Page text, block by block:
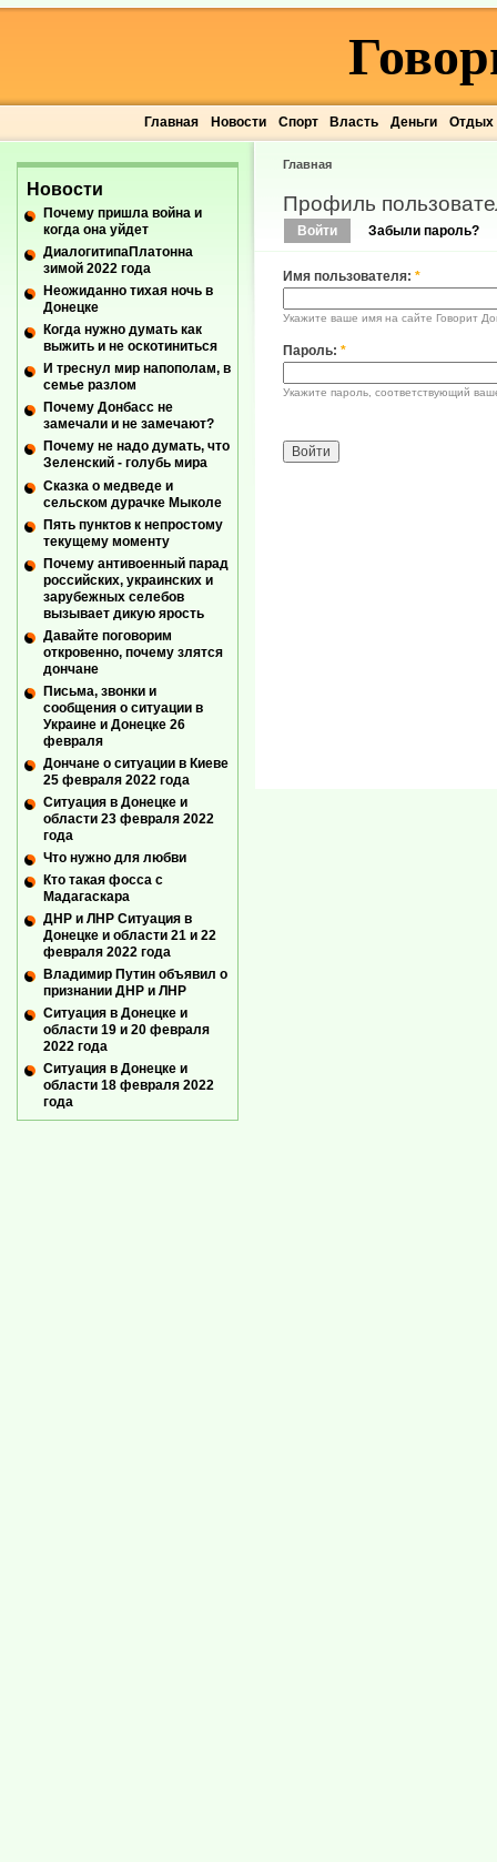
Главная Новости Спорт Власть Деньги Отдых
Главная
Профиль
Войти Забыли пароль?
Имя пользователя: *
Укажите ваше имя на сайте Говорит
Пароль: *
Укажите пароль, соответствующий
Новости
Почему пришла война и
когда она уйдет
ДиалогитипаПлатонна
зимой 2022 года
Неожиданно тихая ночь в
Донецке
Когда нужно думать как
выжить и не оскотиниться
И треснул мир напополам, в
семье разлом
Почему Донбасс не
замечали и не замечают?
Почему не надо думать, что
Зеленский - голубь мира
Сказка о медведе и
сельском дурачке Мыколе
Пять пунктов к непростому
текущему моменту
Почему антивоенный парад
российских, украинских и
зарубежных селебов
вызывает дикую ярость
Давайте поговорим
откровенно, почему злятся
дончане
Письма, звонки и
сообщения о ситуации в
Украине и Донецке 26
февраля
Дончане о ситуации в Киеве
25 февраля 2022 года
Ситуация в Донецке и
области 23 февраля 2022
года
Что нужно для любви
Кто такая фосса с
Мадагаскара
ДНР и ЛНР Ситуация в
Донецке и области 21 и 22
февраля 2022 года
Владимир Путин объявил о
признании ДНР и ЛНР
Ситуация в Донецке и
области 19 и 20 февраля
2022 года
Ситуация в Донецке и
области 18 февраля 2022
года